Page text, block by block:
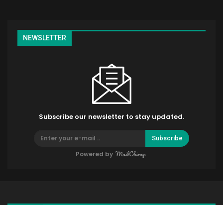
NEWSLETTER
Subscribe our newsletter to stay updated.
Subscribe
Powered by